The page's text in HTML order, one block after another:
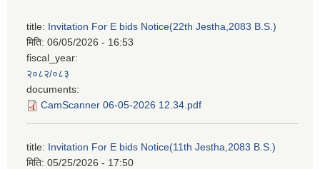
title: Invitation For E bids Notice(22th Jestha,2083 B.S.)
मिति: 06/05/2026 - 16:53
fiscal_year:
२०८२/०८३
documents:
CamScanner 06-05-2026 12.34.pdf
title: Invitation For E bids Notice(11th Jestha,2083 B.S.)
मिति: 05/25/2026 - 17:50